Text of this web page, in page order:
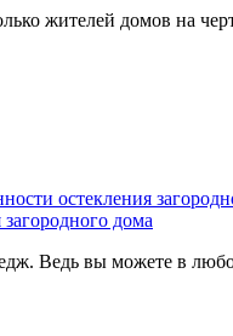
жителей домов на
остекления
дома
Ведь вы можете в